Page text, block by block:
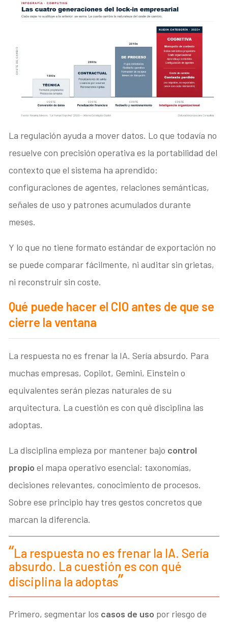
La regulación ayuda a mover datos. Lo que todavía no
resuelve con precisión operativa es la portabilidad del
contexto que el sistema ha aprendido:
configuraciones de agentes, relaciones semánticas,
señales de uso y patrones acumulados durante
meses.
Y lo que no tiene formato estándar de exportación no
se puede comparar fácilmente, ni auditar sin grietas,
ni reconstruir sin coste.
Qué puede hacer el CIO antes de que se
cierre la ventana
La respuesta no es frenar la IA. Sería absurdo. Para
muchas empresas, Copilot, Gemini, Einstein o
equivalentes serán piezas naturales de su
arquitectura. La cuestión es con qué disciplina las
adoptas.
La disciplina empieza por mantener bajo control
propio el mapa operativo esencial: taxonomías,
decisiones relevantes, conocimiento de procesos.
Sobre ese principio hay tres gestos concretos que
marcan la diferencia.
La respuesta no es frenar la IA. Sería
absurdo. La cuestión es con qué
disciplina la adoptas
Primero, segmentar los casos de uso por riesgo de